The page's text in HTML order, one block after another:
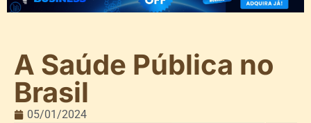
A Saúde Pública no
Brasil
05/01/2024